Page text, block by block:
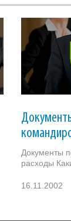
Документы
расходы
16.11.2002